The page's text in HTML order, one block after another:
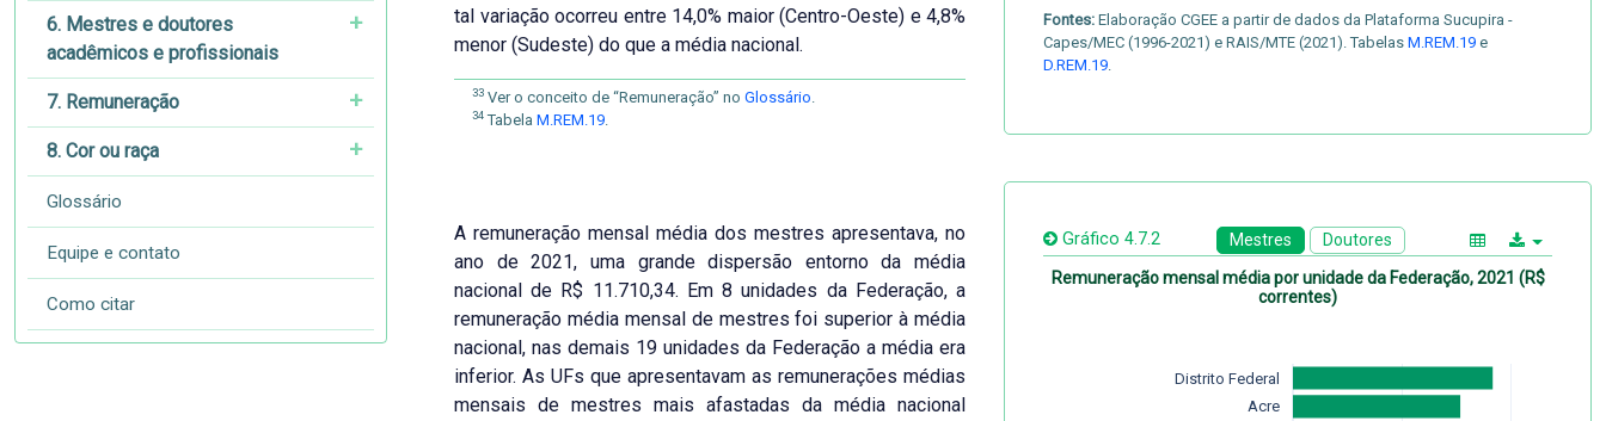
6. Mestres e doutores
acadêmicos e profissionais
7. Remuneração
8. Cor ou raça
Glossário
Equipe e contato
Como citar
tal variação ocorreu entre 14,0% maior (Centro-Oeste) e 4,8%
menor (Sudeste) do que a média nacional.
33 Ver o conceito de “Remuneração” no Glossário.
34Tabela M.REM.19.
Fontes: Elaboração CGEE a partir de dados da Plataforma Sucupira -
Capes/MEC (1996-2021) e RAIS/MTE (2021). Tabelas M.REM.19 e
D.REM.19.
A remuneração mensal média dos mestres apresentava, no
ano de 2021, uma grande dispersão entorno da média
nacional de R$ 11.710,34. Em 8 unidades da Federação, a
remuneração média mensal de mestres foi superior à média
nacional, nas demais 19 unidades da Federação a média era
inferior. As UFs que apresentavam as remunerações médias
mensais de mestres mais afastadas da média nacional
Gráfico 4.7.2 Mestres Doutores
Remuneração mensal média por unidade da Federação, 2021 (R$
correntes)
Acre
Distrito Federal